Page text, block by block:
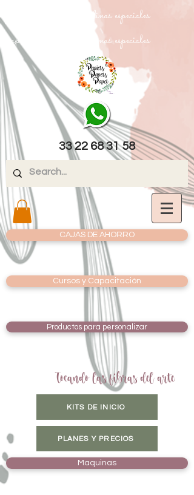
papel texturizado cartulinas especiales
papel texturizado cartulinas especiales
33 22 68 31 58
CAJAS DE AHORRO
Cursos y Capacitación
Productos para personalizar
Tocando las fibras del arte
KITS DE INICIO
PLANES Y PRECIOS
Maquinas